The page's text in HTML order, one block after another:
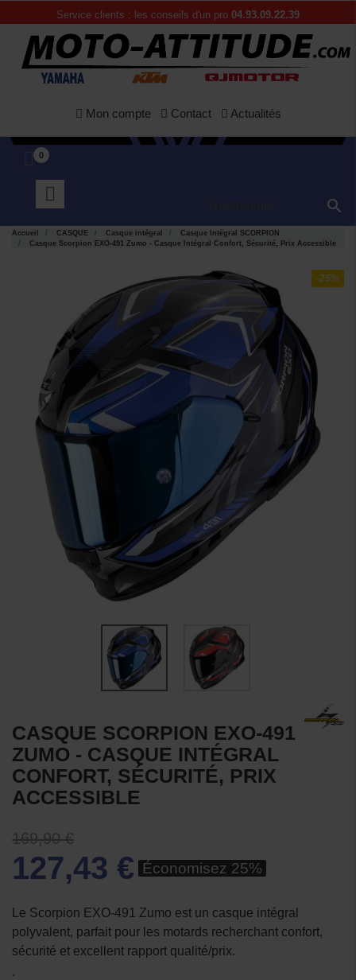
Service clients : les conseils d'un pro 04.93.09.22.39
Mon compte Contact Actualités
0

Accueil CASQUE Casque intégral
Casque Intégral SCORPION
Casque Scorpion EXO-491 Zumo - Casque Intégral Confort, Sécurité, Prix Accessible
-25%
CASQUE SCORPION EXO-491
ZUMO - CASQUE INTÉGRAL
CONFORT, SÉCURITÉ, PRIX
ACCESSIBLE
169,90 €
127,43 € Économisez 25%
Le Scorpion EXO-491 Zumo est un casque intégral
polyvalent, parfait pour les motards recherchant confort,
sécurité et excellent rapport qualité/prix.
.